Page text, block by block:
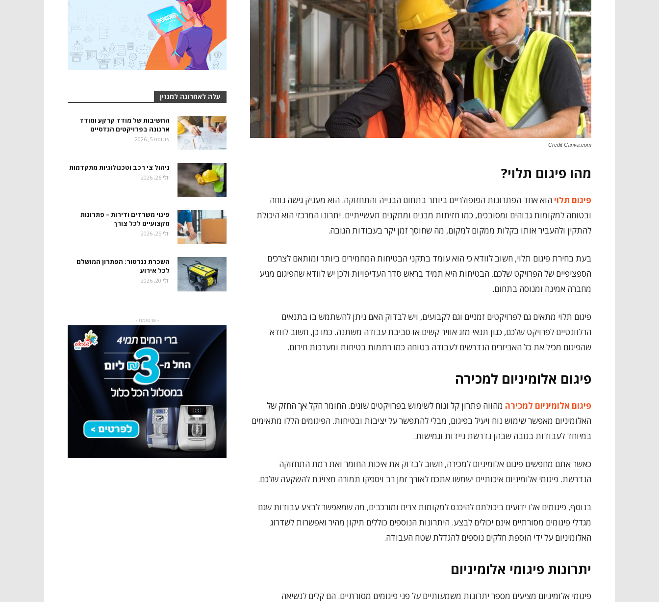
Credit Canva.com
מהו פיגום תלוי?
פיגום תלוי הוא אחד הפתרונות הפופולריים ביותר בתחום הבנייה והתחזוקה. הוא מעניק גישה נוחה
ובטוחה למקומות גבוהים ומסובכים, כמו חזיתות מבנים ומתקנים תעשייתיים. יתרונו המרכזי הוא היכולת
להתקין ולהעביר אותו בקלות ממקום למקום, מה שחוסך זמן יקר בעבודות הגובה.
בעת בחירת פיגום תלוי, חשוב לוודא כי הוא עומד בתקני הבטיחות המחמירים ביותר ומותאם לצרכים
הספציפיים של הפרויקט שלכם. הבטיחות היא תמיד בראש סדר העדיפויות ולכן יש לוודא שהפיגום מגיע
מחברה אמינה ומנוסה בתחום.
פיגום תלוי מתאים גם לפרויקטים זמניים וגם לקבועים, ויש לבדוק האם ניתן להשתמש בו בתנאים
הרלוונטיים לפרויקט שלכם, כגון תנאי מזג אוויר קשים או סביבת עבודה משתנה. כמו כן, חשוב לוודא
שהפיגום מכיל את כל האביזרים הנדרשים לעבודה בטוחה כמו רתמות בטיחות ומערכות חירום.
פיגום אלומיניום למכירה
פיגום אלומיניום למכירה מהווה פתרון קל ונוח לשימוש בפרויקטים שונים. החומר הקל אך החזק של
האלומיניום מאפשר שימוש נוח ויעיל בפיגום, מבלי להתפשר על יציבות ובטיחות. הפיגומים הללו מתאימים
במיוחד לעבודות בגובה שבהן נדרשת ניידות וגמישות.
כאשר אתם מחפשים פיגום אלומיניום למכירה, חשוב לבדוק את איכות החומר ואת רמת התחזוקה
הנדרשת. פיגומי אלומיניום איכותיים ישמשו אתכם לאורך זמן רב ויספקו תמורה מצוינת להשקעה שלכם.
בנוסף, פיגומים אלו ידועים ביכולתם להיכנס למקומות צרים ומורכבים, מה שמאפשר לבצע עבודות שגם
מגדלי פיגומים מסורתיים אינם יכולים לבצע. היתרונות הנוספים כוללים תיקון מהיר ואפשרות לשדרוג
האלומיניום על ידי הוספת חלקים נוספים להגדלת שטח העבודה.
יתרונות פיגומי אלומיניום
פיגומי אלומיניום מציעים מספר יתרונות משמעותיים על פני פיגומים מסורתיים. הם קלים לנשיאה
עלה לאחרונה למגזין
החשיבות של מודד קרקע ומודד
ארנונה בפרויקטים הנדסיים
אוגוסט 5, 2026
ניהול צי רכב וטכנולוגיות מתקדמות
יולי 26, 2026
פינוי משרדים ודירות – פתרונות
מקצועיים לכל צורך
יולי 25, 2026
השכרת גנרטור: הפתרון המושלם
לכל אירוע
יולי 20, 2026
- פרסומת -